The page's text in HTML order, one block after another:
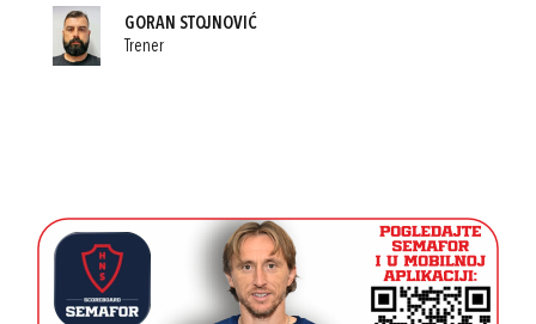
GORAN STOJNOVIĆ
Trener